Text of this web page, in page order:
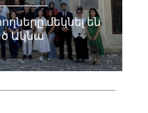
մեկնել են
Ակնա